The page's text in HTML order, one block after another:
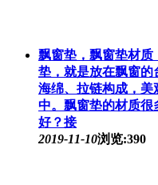
飘窗垫，飘窗垫材质
垫，就是放在飘窗的
海绵、拉链构成，美
中。飘窗垫的材质很
好？接
2019-11-10浏览:390